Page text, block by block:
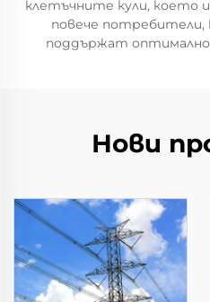
клетъчните кули, което
повече
поддържат оптимално
Нови